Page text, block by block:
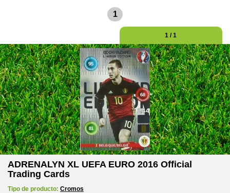
1
1 / 1
ADRENALYN XL UEFA EURO 2016 Official
Trading Cards
Tipo de producto: Cromos